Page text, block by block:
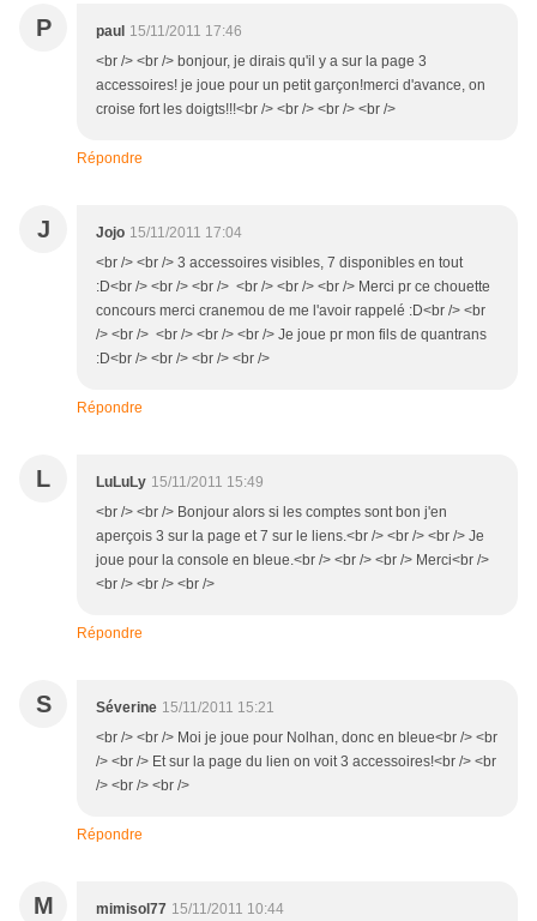
P paul 15/11/2011 17:46
<br /> <br /> bonjour, je dirais qu'il y a sur la page 3
accessoires! je joue pour un petit garçon!merci d'avance, on
croise fort les doigts!!!<br /> <br /> <br /> <br />
Répondre
J Jojo 15/11/2011 17:04
<br /> <br /> 3 accessoires visibles, 7 disponibles en tout
:D<br /> <br /> <br /> <br /> <br /> <br /> Merci pr ce chouette
concours merci cranemou de me l'avoir rappelé :D<br /> <br
/> <br /> <br /> <br /> <br /> Je joue pr mon fils de quantrans
:D<br /> <br /> <br /> <br />
Répondre
L LuLuLy 15/11/2011 15:49
<br /> <br /> Bonjour alors si les comptes sont bon j'en
aperçois 3 sur la page et 7 sur le liens.<br /> <br /> <br /> Je
joue pour la console en bleue.<br /> <br /> <br /> Merci<br />
<br /> <br /> <br />
Répondre
S Séverine 15/11/2011 15:21
<br /> <br /> Moi je joue pour Nolhan, donc en bleue<br /> <br
/> <br /> Et sur la page du lien on voit 3 accessoires!<br /> <br
/> <br /> <br />
Répondre
M mimisol77 15/11/2011 10:44